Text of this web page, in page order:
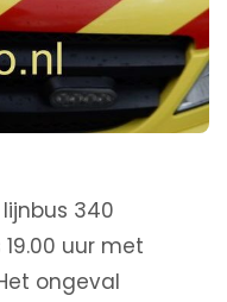
340
uur met
ongeval